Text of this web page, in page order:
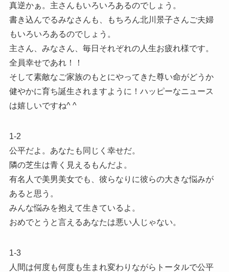
真逆かぁ。主さんもいろいろあるのでしょう。
書き込んでるみなさんも、もちろん北川景子さんご夫婦
もいろいろあるのでしょう。
主さん、みなさん、毎日それぞれの人生お疲れ様です。
全員幸せであれ！！
そして素敵なご家族のもとにやってきた尊い命がどうか
健やかに育ち誕生されますように！ハッピーなニュース
は嬉しいですね^ ^
1-2
公平だよ。あなたも同じく幸せだ。
隣の芝生は青く見えるもんだよ。
有名人で美男美女でも、彼らなりに彼らの大きな悩みが
あると思う。
みんな悩みを抱えて生きているよ。
おめでとうと言えるあなたは悪い人じゃない。
1-3
人間は何度も何度も生まれ変わりながらトータルで公平